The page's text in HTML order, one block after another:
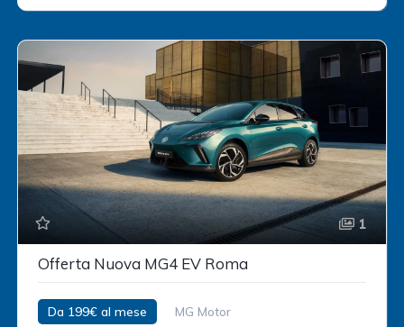
1
Offerta Nuova MG4 EV Roma
Da 199€ al mese MG Motor